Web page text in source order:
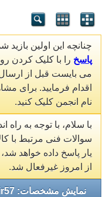
چنانچه این اولین بازید
پاسخ را با کلیک کردن
می بایست قبل از
اقدام فرمایید. برای
نام انجمن کلیک کنید.
با سلام، با توجه به راه
سوالات فنی مرتبط با
یار پاسخ داده خواهد
از امروز غیرفعال شد.
نمایش مشخصات: amir57